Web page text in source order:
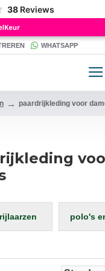
38 Reviews
WHATSAPP
paardrijkleding voor
vesten